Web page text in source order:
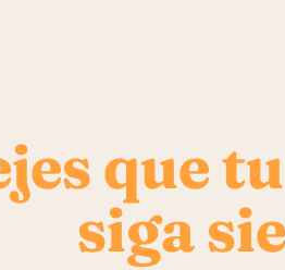
que
siga